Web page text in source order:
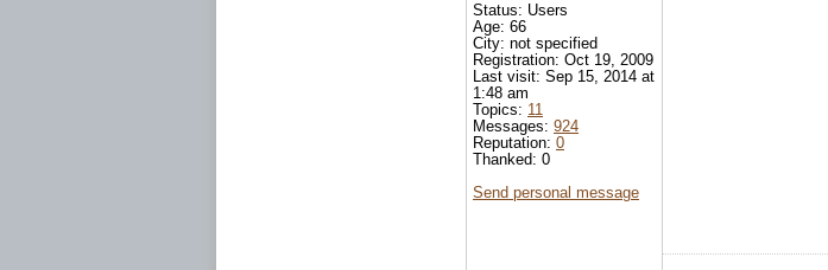
Status: Users
Age: 66
City: not specified
Registration: Oct 19, 2009
Last visit: Sep 15, 2014 at
1:48 am
Topics: 11
Messages: 924
Reputation: 0
Thanked: 0
Send personal message